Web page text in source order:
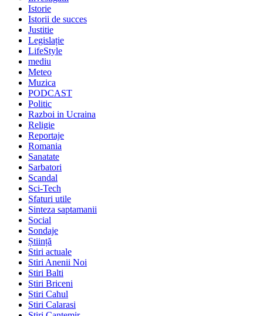
Istorie
Istorii de succes
Justitie
Legislație
LifeStyle
mediu
Meteo
Muzica
PODCAST
Politic
Razboi in Ucraina
Religie
Reportaje
Romania
Sanatate
Sarbatori
Scandal
Sci-Tech
Sfaturi utile
Sinteza saptamanii
Social
Sondaje
Știință
Stiri actuale
Stiri Anenii Noi
Stiri Balti
Stiri Briceni
Stiri Cahul
Stiri Calarasi